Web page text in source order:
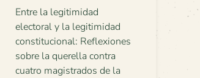
Entre la legitimidad
electoral y la legitimidad
constitucional: Reflexiones
sobre la querella contra
cuatro magistrados de la